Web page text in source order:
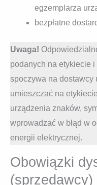
egzemplarza
bezpłatne
Uwaga!
podanych na etykiecie
spoczywa na dostawcy
umieszczać na
urządzenia znaków,
wprowadzać w błąd w
energii elektrycznej.
Obowiązki
(sprzedawcy)